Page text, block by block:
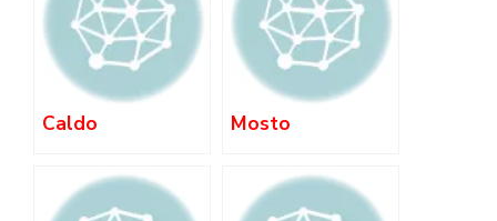
Caldo Mosto